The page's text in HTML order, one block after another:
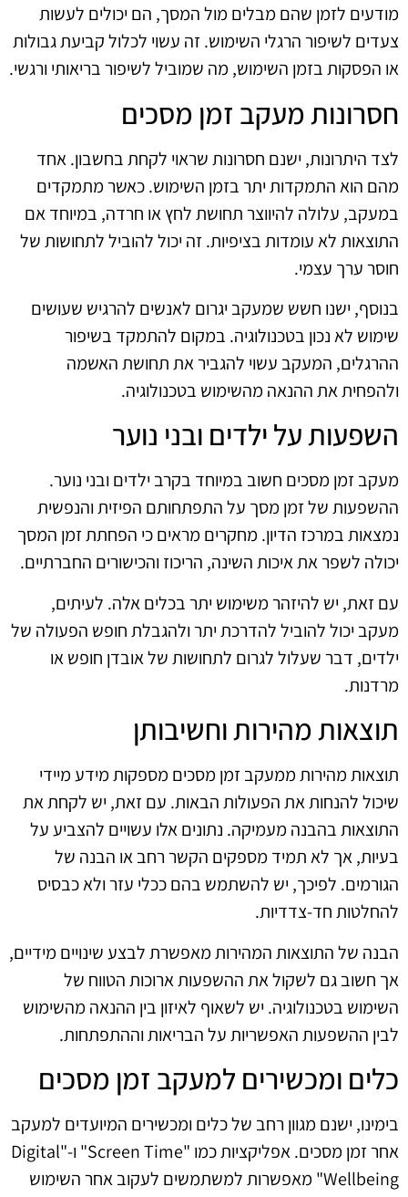
מודעים לזמן שהם מבלים מול המסך, הם יכולים לעשות
צעדים לשיפור הרגלי השימוש. זה עשוי לכלול קביעת גבולות
או הפסקות בזמן השימוש, מה שמוביל לשיפור בריאותי ורגשי.
חסרונות מעקב זמן מסכים
לצד היתרונות, ישנם חסרונות שראוי לקחת בחשבון. אחד
מהם הוא התמקדות יתר בזמן השימוש. כאשר מתמקדים
במעקב, עלולה להיווצר תחושת לחץ או חרדה, במיוחד אם
התוצאות לא עומדות בציפיות. זה יכול להוביל לתחושות של
חוסר ערך עצמי.
בנוסף, ישנו חשש שמעקב יגרום לאנשים להרגיש שעושים
שימוש לא נכון בטכנולוגיה. במקום להתמקד בשיפור
ההרגלים, המעקב עשוי להגביר את תחושת האשמה
ולהפחית את ההנאה מהשימוש בטכנולוגיה.
השפעות על ילדים ובני נוער
מעקב זמן מסכים חשוב במיוחד בקרב ילדים ובני נוער.
ההשפעות של זמן מסך על התפתחותם הפיזית והנפשית
נמצאות במרכז הדיון. מחקרים מראים כי הפחתת זמן המסך
יכולה לשפר את איכות השינה, הריכוז והכישורים החברתיים.
עם זאת, יש להיזהר משימוש יתר בכלים אלה. לעיתים,
מעקב יכול להוביל להדרכת יתר ולהגבלת חופש הפעולה של
ילדים, דבר שעלול לגרום לתחושות של אובדן חופש או
מרדנות.
תוצאות מהירות וחשיבותן
תוצאות מהירות ממעקב זמן מסכים מספקות מידע מיידי
שיכול להנחות את הפעולות הבאות. עם זאת, יש לקחת את
התוצאות בהבנה מעמיקה. נתונים אלו עשויים להצביע על
בעיות, אך לא תמיד מספקים הקשר רחב או הבנה של
הגורמים. לפיכך, יש להשתמש בהם ככלי עזר ולא כבסיס
להחלטות חד-צדדיות.
הבנה של התוצאות המהירות מאפשרת לבצע שינויים מידיים,
אך חשוב גם לשקול את ההשפעות ארוכות הטווח של
השימוש בטכנולוגיה. יש לשאוף לאיזון בין ההנאה מהשימוש
לבין ההשפעות האפשריות על הבריאות וההתפתחות.
כלים ומכשירים למעקב זמן מסכים
בימינו, ישנם מגוון רחב של כלים ומכשירים המיועדים למעקב
אחר זמן מסכים. אפליקציות כמו "Screen Time" ו-"Digital
Wellbeing" מאפשרות למשתמשים לעקוב אחר השימוש